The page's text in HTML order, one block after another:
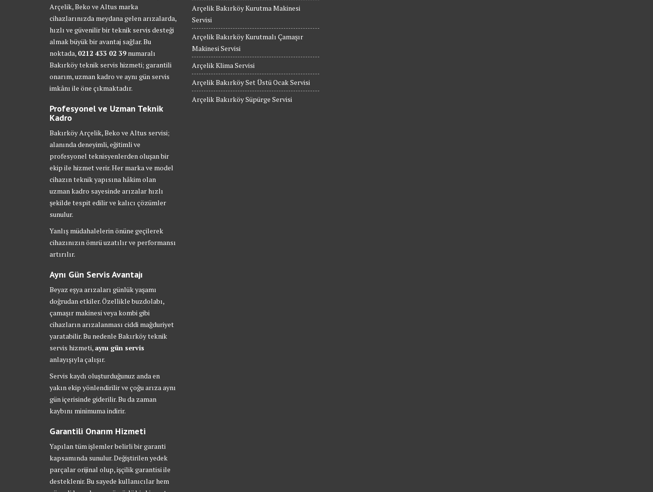
Arçelik, Beko ve Altus marka
cihazlarınızda meydana gelen arızalarda,
hızlı ve güvenilir bir teknik servis desteği
almak büyük bir avantaj sağlar. Bu
noktada, 0212 433 02 39 numaralı
Bakırköy teknik servis hizmeti; garantili
onarım, uzman kadro ve aynı gün servis
imkânı ile öne çıkmaktadır.
Profesyonel ve Uzman Teknik
Kadro
Bakırköy Arçelik, Beko ve Altus servisi;
alanında deneyimli, eğitimli ve
profesyonel teknisyenlerden oluşan bir
ekip ile hizmet verir. Her marka ve model
cihazın teknik yapısına hâkim olan
uzman kadro sayesinde arızalar hızlı
şekilde tespit edilir ve kalıcı çözümler
sunulur.
Yanlış müdahalelerin önüne geçilerek
cihazınızın ömrü uzatılır ve performansı
artırılır.
Aynı Gün Servis Avantajı
Beyaz eşya arızaları günlük yaşamı
doğrudan etkiler. Özellikle buzdolabı,
çamaşır makinesi veya kombi gibi
cihazların arızalanması ciddi mağduriyet
yaratabilir. Bu nedenle Bakırköy teknik
servis hizmeti, aynı gün servis
anlayışıyla çalışır.
Servis kaydı oluşturduğunuz anda en
yakın ekip yönlendirilir ve çoğu arıza aynı
gün içerisinde giderilir. Bu da zaman
kaybını minimuma indirir.
Garantili Onarım Hizmeti
Yapılan tüm işlemler belirli bir garanti
kapsamında sunulur. Değiştirilen yedek
parçalar orijinal olup, işçilik garantisi ile
desteklenir. Bu sayede kullanıcılar hem
Arçelik Bakırköy Kurutma Makinesi
Servisi
Arçelik Bakırköy Kurutmalı Çamaşır
Makinesi Servisi
Arçelik Klima Servisi
Arçelik Bakırköy Set Üstü Ocak Servisi
Arçelik Bakırköy Süpürge Servisi